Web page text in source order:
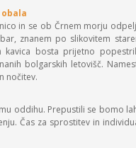
in se ob Črnem morju
znanem po slikovitem
kavica bosta prijetno
bolgarskih letovišč.
nočitev.
oddihu. Prepustili se bomo
Čas za sprostitev in